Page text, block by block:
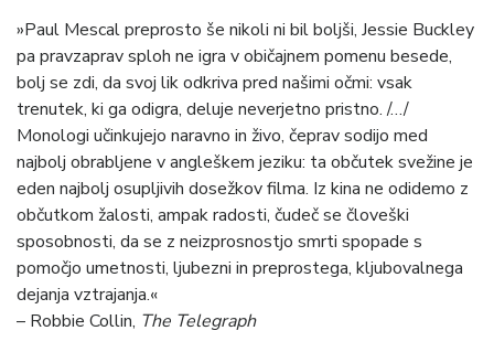
»Paul Mescal preprosto še nikoli ni bil boljši, Jessie Buckley
pa pravzaprav sploh ne igra v običajnem pomenu besede,
bolj se zdi, da svoj lik odkriva pred našimi očmi: vsak
trenutek, ki ga odigra, deluje neverjetno pristno. /…/
Monologi učinkujejo naravno in živo, čeprav sodijo med
najbolj obrabljene v angleškem jeziku: ta občutek svežine je
eden najbolj osupljivih dosežkov filma. Iz kina ne odidemo z
občutkom žalosti, ampak radosti, čudeč se človeški
sposobnosti, da se z neizprosnostjo smrti spopade s
pomočjo umetnosti, ljubezni in preprostega, kljubovalnega
dejanja vztrajanja.«
– Robbie Collin, The Telegraph